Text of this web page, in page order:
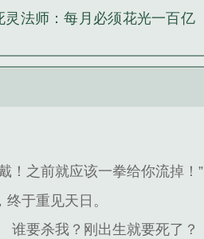
灵法师：每月必须花光一百亿
！之前就应该一拳给你流掉！”
于重见天日。
谁要杀我？刚出生就要死了？